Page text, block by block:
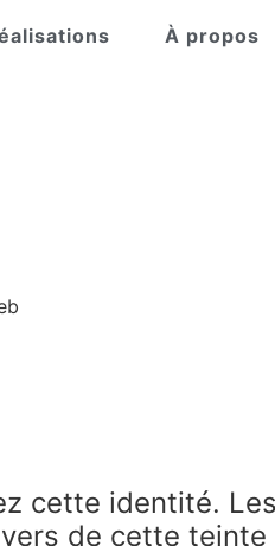
À propos
cette identité.
de cette